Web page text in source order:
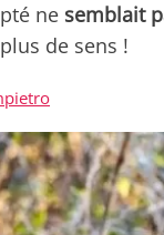
ne semblait
de sens !